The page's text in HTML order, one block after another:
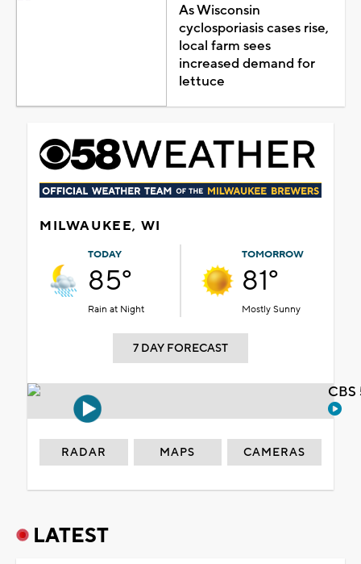
As Wisconsin
cyclosporiasis cases rise,
local farm sees
increased demand for
lettuce
MILWAUKEE, WI
TODAY
85°
Rain at Night
TOMORROW
81°
Mostly Sunny
7 DAY FORECAST
RADAR MAPS CAMERAS
LATEST